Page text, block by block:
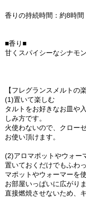
香りの持続時間：約8時間
■香り■
甘くスパイシーなシナモ
【フレグランスメルトの
(1)置いて楽しむ
タルトをお好きなお皿や
しみ方です。
火使わないので、クロー
お使い頂けます。
(2)アロマポットやウォー
置いておくだけでもふわ
マポットやウォーマーを
お部屋いっぱいに広がりま
直接燃焼させないため、